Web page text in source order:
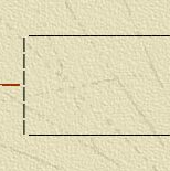
|
|
|